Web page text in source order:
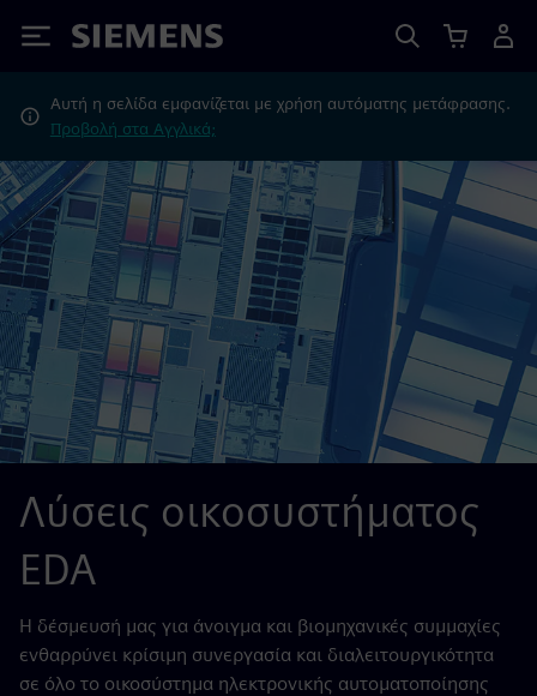
Siemens
Αυτή η σελίδα εμφανίζεται με χρήση αυτόματης μετάφρασης.
Προβολή στα Αγγλικά;
Λύσεις οικοσυστήματος
EDA
Η δέσμευσή μας για άνοιγμα και βιομηχανικές συμμαχίες
ενθαρρύνει κρίσιμη συνεργασία και διαλειτουργικότητα
σε όλο το οικοσύστημα ηλεκτρονικής αυτοματοποίησης